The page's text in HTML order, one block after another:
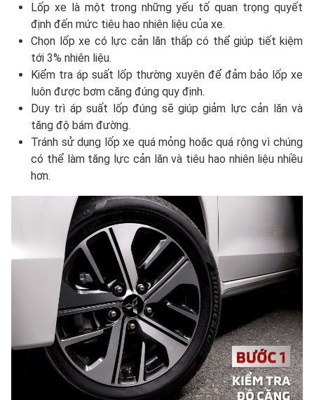
Lốp xe là một trong những yếu tố quan trọng quyết
định đến mức tiêu hao nhiên liệu của xe.
Chọn lốp xe có lực cản lăn thấp có thể giúp tiết kiệm
tới 3% nhiên liệu.
Kiểm tra áp suất lốp thường xuyên để đảm bảo lốp xe
luôn được bơm căng đúng quy định.
Duy trì áp suất lốp đúng sẽ giúp giảm lực cản lăn và
tăng độ bám đường.
Tránh sử dụng lốp xe quá mỏng hoặc quá rộng vì chúng
có thể làm tăng lực cản lăn và tiêu hao nhiên liệu nhiều
hơn.